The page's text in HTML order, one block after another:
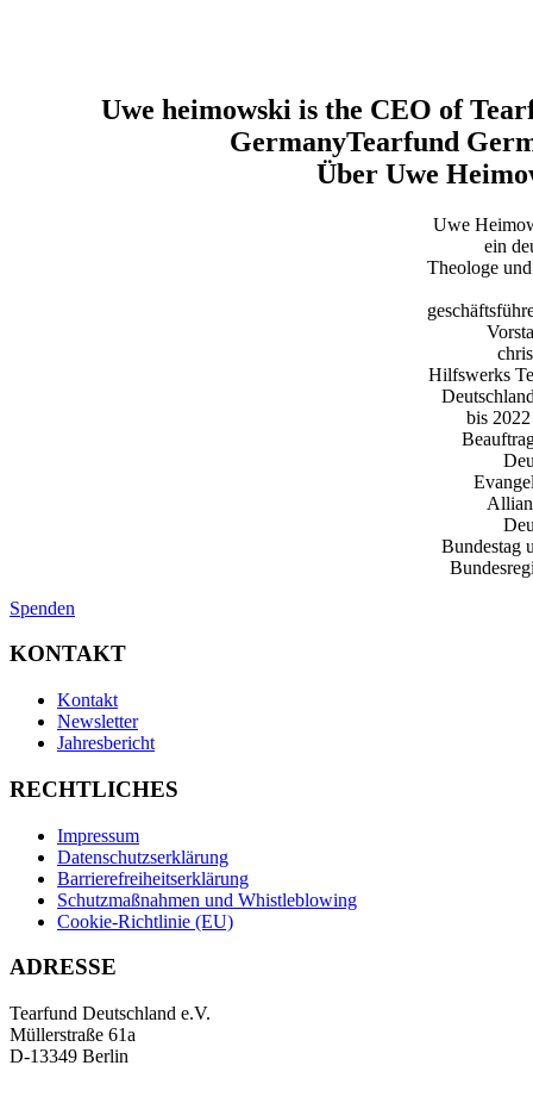
Über Uwe
Uwe
ein
Theologe
Hilfswerks
bis
Bundestag
Spenden
KONTAKT
Kontakt
Newsletter
Jahresbericht
RECHTLICHES
Impressum
Datenschutzserklärung
Barrierefreiheitserklärung
Schutzmaßnahmen und Whistleblowing
Cookie-Richtlinie (EU)
ADRESSE
Tearfund Deutschland e.V.
Müllerstraße 61a
D-13349 Berlin